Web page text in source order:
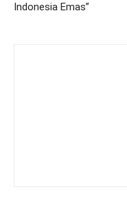
Indonesia Emas”